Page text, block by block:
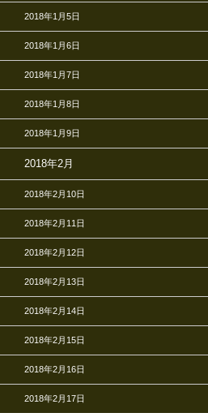
2018年1月5日
2018年1月6日
2018年1月7日
2018年1月8日
2018年1月9日
2018年2月
2018年2月10日
2018年2月11日
2018年2月12日
2018年2月13日
2018年2月14日
2018年2月15日
2018年2月16日
2018年2月17日